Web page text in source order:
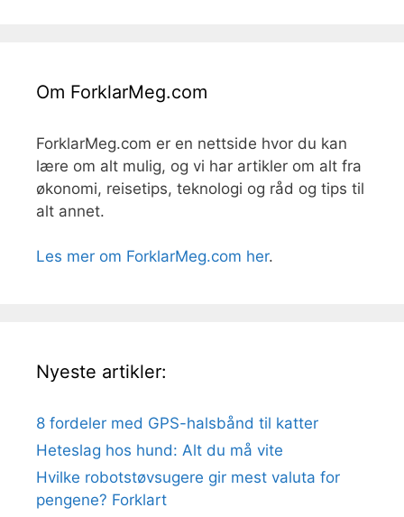
Om ForklarMeg.com
ForklarMeg.com er en nettside hvor du kan
lære om alt mulig, og vi har artikler om alt fra
økonomi, reisetips, teknologi og råd og tips til
alt annet.
Les mer om ForklarMeg.com her.
Nyeste artikler:
8 fordeler med GPS-halsbånd til katter
Heteslag hos hund: Alt du må vite
Hvilke robotstøvsugere gir mest valuta for
pengene? Forklart